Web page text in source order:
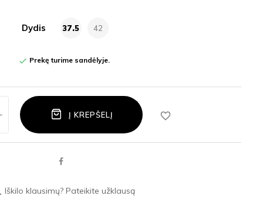
Dydis 37.5 42
 Prekę turime sandėlyje.
Į KREPŠELĮ favorite_border
Iškilo klausimų? Pateikite užklausą